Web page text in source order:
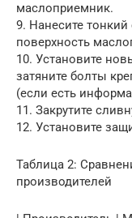
маслоприемник.
9. Нанесите
поверхность
10. Установите
затяните болты
(если есть
11. Закрутите
12. Установите
Таблица 2:
производителей